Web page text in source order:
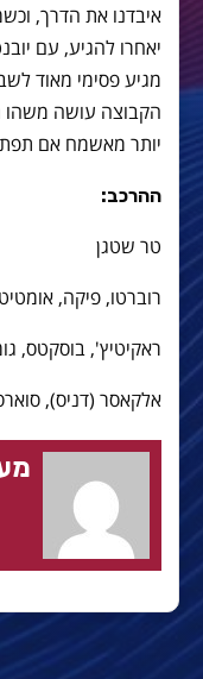
איבדנו את הדרך,
יאחרו להגיע, עם
מגיע פסימי מאוד
הקבוצה עושה משהו
יותר מאשמח אם
ההרכב:
טר שטגן
רוברטו, פיקה,
ראקיטיץ', בוסקטס,
אלקאסר (דניס),